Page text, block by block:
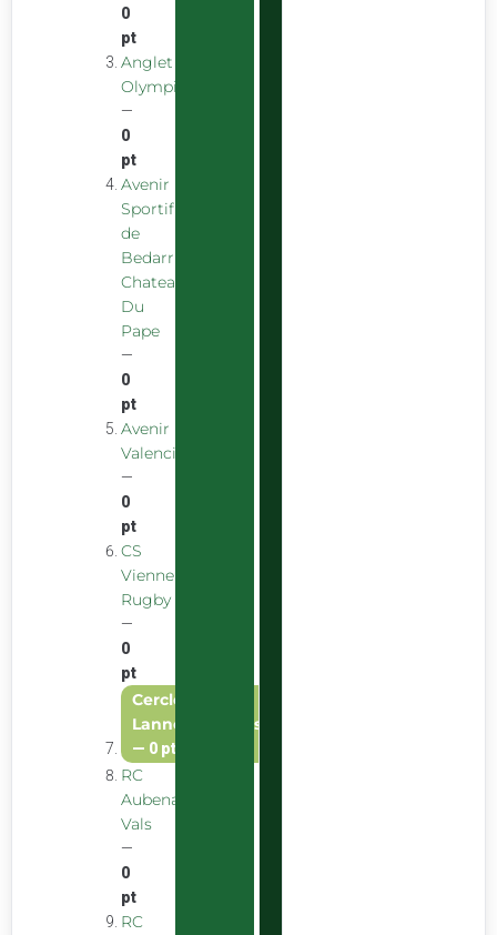
0
pt
Anglet
Olympique
—
0
pt
Avenir
Sportif
de
Bedarrides
Chateauneuf
Du
Pape
—
0
pt
Avenir
Valencien
—
0
pt
CS
Vienne
Rugby
—
0
pt
Cercle Amical
Lannemezanais
— 0 pt
RC
Aubenas
Vals
—
0
pt
RC